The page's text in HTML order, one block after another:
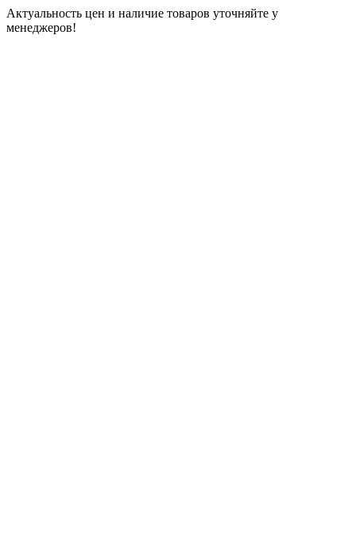
Актуальность цен и наличие товаров уточняйте у
менеджеров!